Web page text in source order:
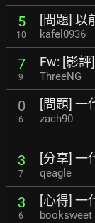
5
10
[問題] 以
kafel0936
7
9
Fw: [影
ThreeNG
0
6
[問題] 一
zach90
3
7
[分享] 一
qeagle
3
6
[心得] 一
booksweet